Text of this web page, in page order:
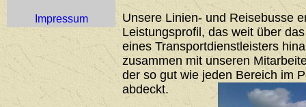
Impressum
Unsere Linien- und Reisebusse
Leistungsprofil, das weit über
eines Transportdienstleisters
zusammen mit unseren
der so gut wie jeden Bereich im
abdeckt.